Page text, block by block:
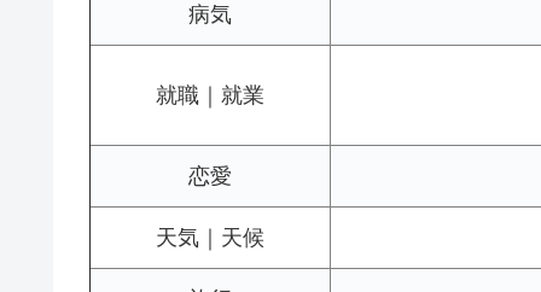
病気
就職｜就業
恋愛
天気｜天候